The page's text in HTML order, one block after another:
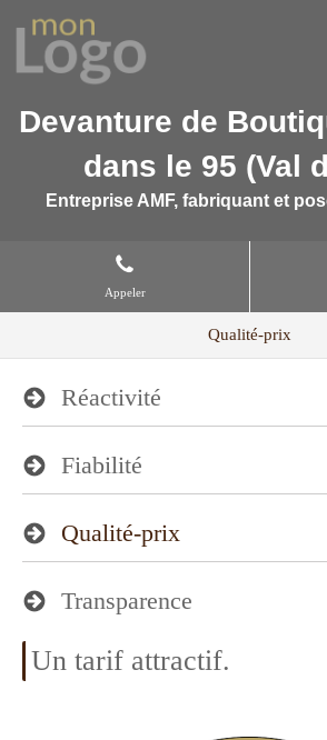
Devanture de
dans le 95 (Val
Entreprise AMF, fabriquant et
Appeler
Qualité-prix
Réactivité
Fiabilité
Qualité-prix
Transparence
Un tarif attractif.